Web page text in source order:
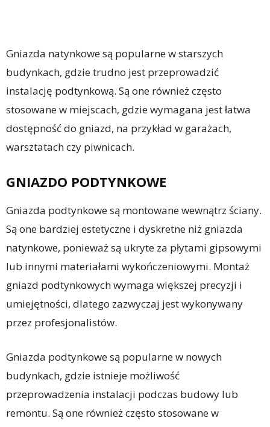
Gniazda natynkowe są popularne w starszych
budynkach, gdzie trudno jest przeprowadzić
instalację podtynkową. Są one również często
stosowane w miejscach, gdzie wymagana jest łatwa
dostępność do gniazd, na przykład w garażach,
warsztatach czy piwnicach.
GNIAZDO PODTYNKOWE
Gniazda podtynkowe są montowane wewnątrz ściany.
Są one bardziej estetyczne i dyskretne niż gniazda
natynkowe, ponieważ są ukryte za płytami gipsowymi
lub innymi materiałami wykończeniowymi. Montaż
gniazd podtynkowych wymaga większej precyzji i
umiejętności, dlatego zazwyczaj jest wykonywany
przez profesjonalistów.
Gniazda podtynkowe są popularne w nowych
budynkach, gdzie istnieje możliwość
przeprowadzenia instalacji podczas budowy lub
remontu. Są one również często stosowane w